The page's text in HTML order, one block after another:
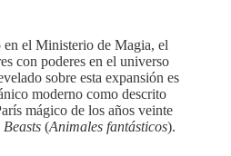
el Ministerio de Magia, el
con poderes en el universo
sobre esta expansión es
moderno como descrito
mágico de los años veinte
(Animales fantásticos).